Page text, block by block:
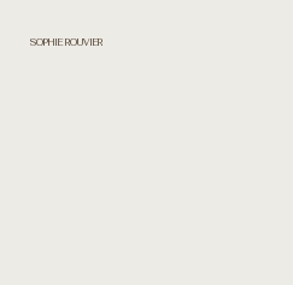
SOPHIE ROUVIER